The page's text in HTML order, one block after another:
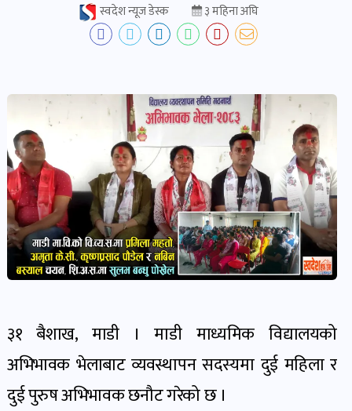
विकास-
निर्माण
खबर
पोष्ट
र
कृषक
पोष्ट
स्वदेश न्यूज डेस्क ३ महिना अघि
३१ बैशाख, माडी । माडी माध्यमिक विद्यालयको
अभिभावक भेलाबाट व्यवस्थापन सदस्यमा दुई महिला र
दुई पुरुष अभिभावक छनौट गरेको छ ।